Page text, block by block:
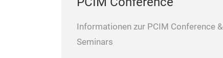
Informationen zur PCIM Conference &
Seminars